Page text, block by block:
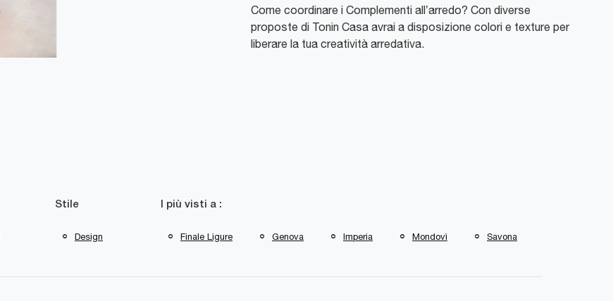
Come coordinare i Complementi all’arredo? Con diverse
proposte di Tonin Casa avrai a disposizione colori e texture per
liberare la tua creatività arredativa.
Stile
Design
I più visti a :
Finale Ligure Genova Imperia Mondovì Savona